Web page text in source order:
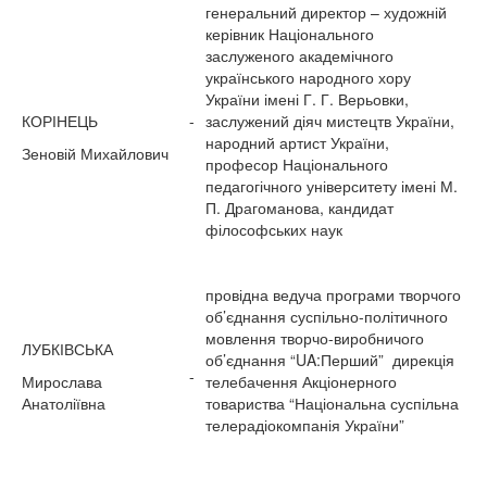
КОРІНЕЦЬ
Зеновій Михайлович
-
генеральний директор – художній
керівник Національного
заслуженого академічного
українського народного хору
України імені Г. Г. Верьовки,
заслужений діяч мистецтв України,
народний артист України,
професор Національного
педагогічного університету імені М.
П. Драгоманова, кандидат
філософських наук
ЛУБКІВСЬКА
Мирослава
Анатоліївна
-
провідна ведуча програми творчого
об’єднання суспільно-політичного
мовлення творчо-виробничого
об’єднання “UA:Перший” дирекція
телебачення Акціонерного
товариства “Національна суспільна
телерадіокомпанія України”